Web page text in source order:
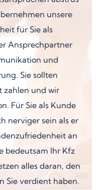
unsere
für Sie als
Ansprechpartner
und
Sie sollten
zahlen und wir
Für Sie als Kunde
nerviger sein als er
an
bedeutsam Ihr Kfz
alles daran, den
Sie verdient haben.